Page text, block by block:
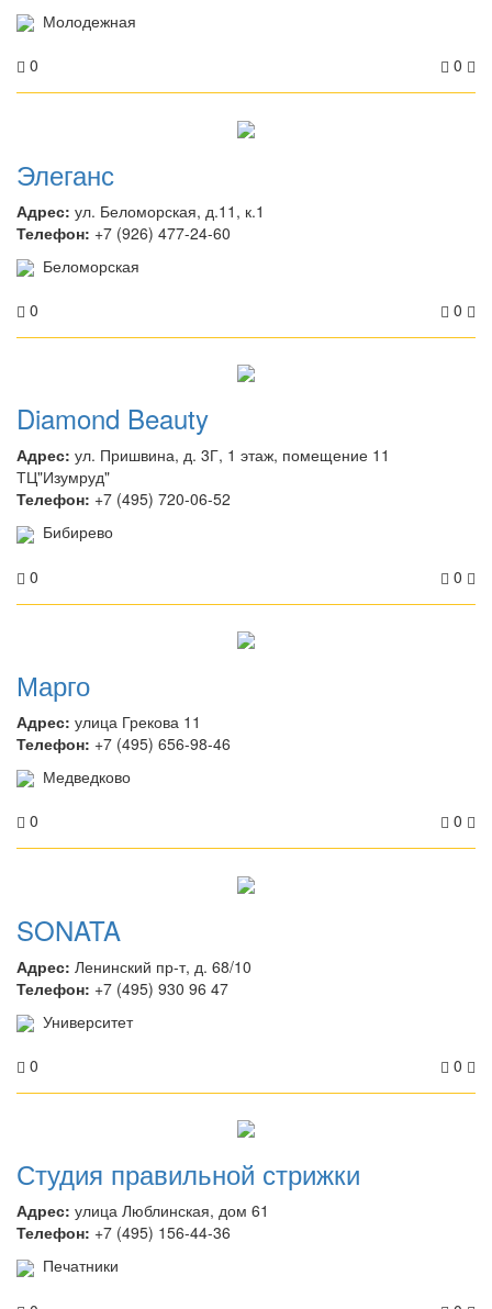
Молодежная
0 0
Элеганс
Адрес: ул. Беломорская, д.11, к.1
Телефон: +7 (926) 477-24-60
Беломорская
0 0
Diamond Beauty
Адрес: ул. Пришвина, д. 3Г, 1 этаж, помещение 11
ТЦ"Изумруд"
Телефон: +7 (495) 720-06-52
Бибирево
0 0
Марго
Адрес: улица Грекова 11
Телефон: +7 (495) 656-98-46
Медведково
0 0
SONATA
Адрес: Ленинский пр-т, д. 68/10
Телефон: +7 (495) 930 96 47
Университет
0 0
Студия правильной стрижки
Адрес: улица Люблинская, дом 61
Телефон: +7 (495) 156-44-36
Печатники